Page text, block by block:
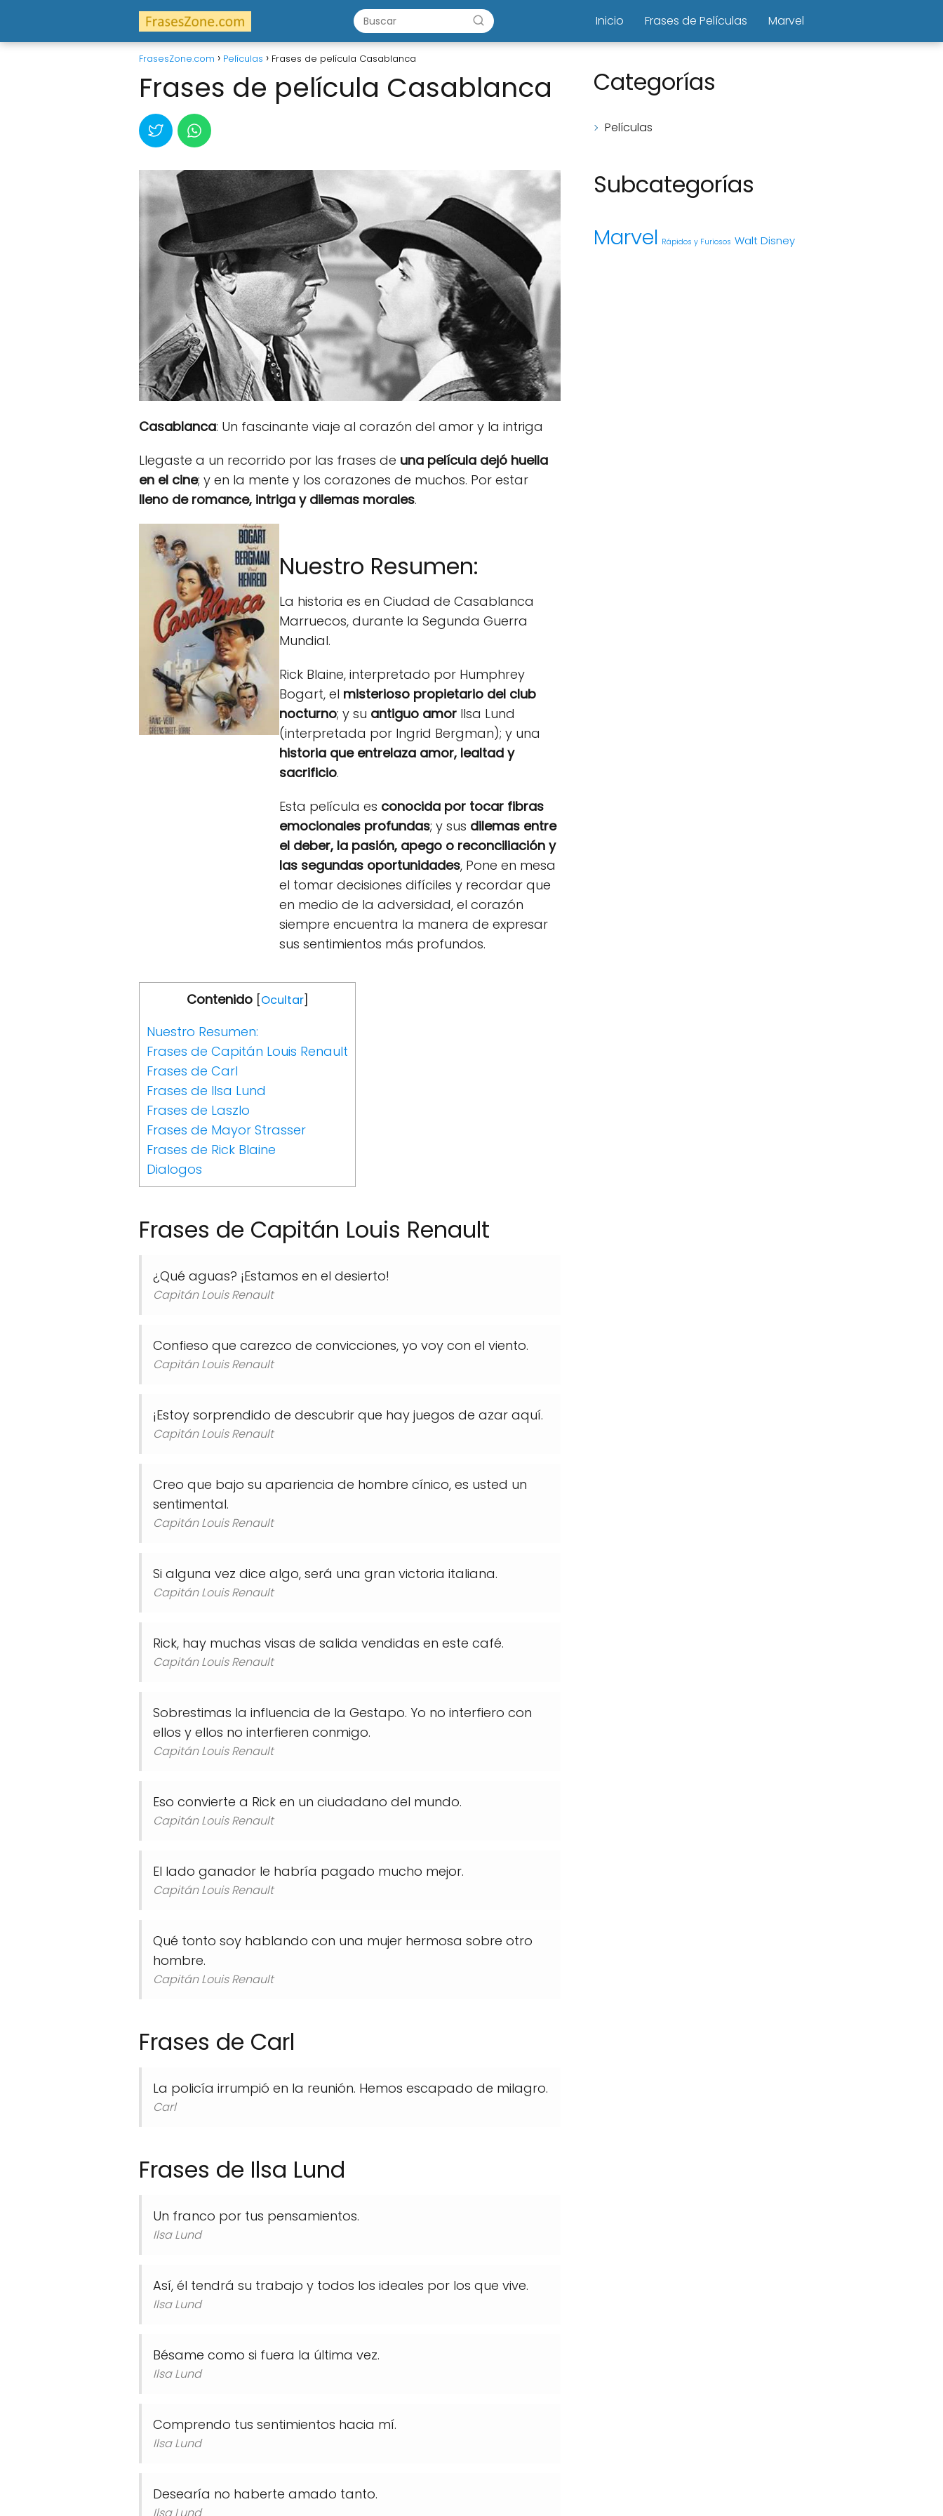
Inicio Frases de Películas Marvel
FrasesZone.com Películas Frases de película Casablanca
Frases de película Casablanca
Casablanca: Un fascinante viaje al corazón del amor y la intriga
Llegaste a un recorrido por las frases de una película dejó huella
en el cine; y en la mente y los corazones de muchos. Por estar
lleno de romance, intriga y dilemas morales.
Nuestro Resumen:
La historia es en Ciudad de Casablanca
Marruecos, durante la Segunda Guerra
Mundial.
Rick Blaine, interpretado por Humphrey
Bogart, el misterioso propietario del club
nocturno; y su antiguo amor Ilsa Lund
(interpretada por Ingrid Bergman); y una
historia que entrelaza amor, lealtad y
sacrificio.
Esta película es conocida por tocar fibras
emocionales profundas; y sus dilemas entre
el deber, la pasión, apego o reconciliación y
las segundas oportunidades, Pone en mesa
el tomar decisiones difíciles y recordar que
en medio de la adversidad, el corazón
siempre encuentra la manera de expresar
sus sentimientos más profundos.
Contenido [Ocultar]
Nuestro Resumen:
Frases de Capitán Louis Renault
Frases de Carl
Frases de Ilsa Lund
Frases de Laszlo
Frases de Mayor Strasser
Frases de Rick Blaine
Dialogos
Frases de Capitán Louis Renault
¿Qué aguas? ¡Estamos en el desierto!
Capitán Louis Renault
Confieso que carezco de convicciones, yo voy con el viento.
Capitán Louis Renault
¡Estoy sorprendido de descubrir que hay juegos de azar aquí.
Capitán Louis Renault
Creo que bajo su apariencia de hombre cínico, es usted un
sentimental.
Capitán Louis Renault
Si alguna vez dice algo, será una gran victoria italiana.
Capitán Louis Renault
Rick, hay muchas visas de salida vendidas en este café.
Capitán Louis Renault
Sobrestimas la influencia de la Gestapo. Yo no interfiero con
ellos y ellos no interfieren conmigo.
Capitán Louis Renault
Eso convierte a Rick en un ciudadano del mundo.
Capitán Louis Renault
El lado ganador le habría pagado mucho mejor.
Capitán Louis Renault
Qué tonto soy hablando con una mujer hermosa sobre otro
hombre.
Capitán Louis Renault
Frases de Carl
La policía irrumpió en la reunión. Hemos escapado de milagro.
Carl
Frases de Ilsa Lund
Un franco por tus pensamientos.
Ilsa Lund
Así, él tendrá su trabajo y todos los ideales por los que vive.
Ilsa Lund
Bésame como si fuera la última vez.
Ilsa Lund
Comprendo tus sentimientos hacia mí.
Ilsa Lund
Desearía no haberte amado tanto.
Ilsa Lund
Categorías
Películas
Subcategorías
Marvel Rápidos y Furiosos Walt Disney